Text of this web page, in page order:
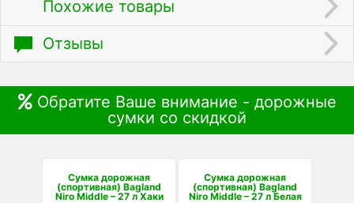
Похожие товары
Отзывы
Обратите Ваше внимание - дорожные
сумки со скидкой
Сумка дорожная
(спортивная) Bagland
Niro Middle – 27 л Хаки
Сумка дорожная
(спортивная) Bagland
Niro Middle – 27 л Белая